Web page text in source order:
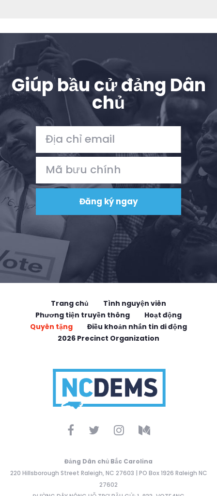
Trang chủ
Shop
Làm việc với chúng tôi
Nhấn
Bữa tiệc của bạn
Hoạt động
Vote
Quyên tặng
Giúp bầu cử đảng Dân
chủ
Trang chủ
Tình nguyện viên
Phương tiện truyền thông
Hoạt động
Quyên tặng
Điều khoản nhắn tin di động
2026 Precinct Organization
Đảng Dân chủ Bắc Carolina
220 Hillsborough Street Raleigh, NC 27603 | PO Box 1926 Raleigh NC
27602